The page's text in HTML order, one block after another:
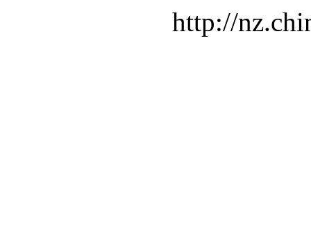
http://